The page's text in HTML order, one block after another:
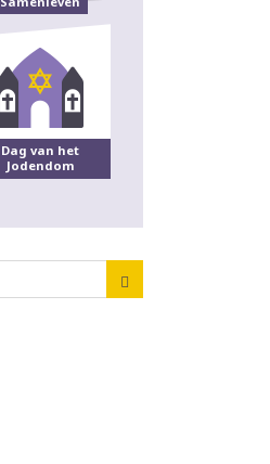
Dag van het
Jodendom